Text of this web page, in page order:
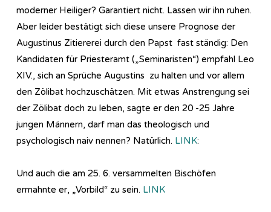
moderner Heiliger? Garantiert nicht. Lassen wir ihn ruhen.
Aber leider bestätigt sich diese unsere Prognose der
Augustinus Zitiererei durch den Papst fast ständig: Den
Kandidaten für Priesteramt („Seminaristen“) empfahl Leo
XIV., sich an Sprüche Augustins zu halten und vor allem
den Zölibat hochzuschätzen. Mit etwas Anstrengung sei
der Zölibat doch zu leben, sagte er den 20 -25 Jahre
jungen Männern, darf man das theologisch und
psychologisch naiv nennen? Natürlich. LINK:
Und auch die am 25. 6. versammelten Bischöfen
ermahnte er, „Vorbild“ zu sein. LINK